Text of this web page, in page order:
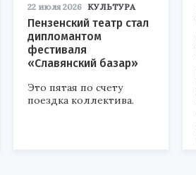
22 июля 2026 КУЛЬТУРА
Пензенский театр стал
дипломантом
фестиваля
«Славянский базар»
Это пятая по счету
поездка коллектива.